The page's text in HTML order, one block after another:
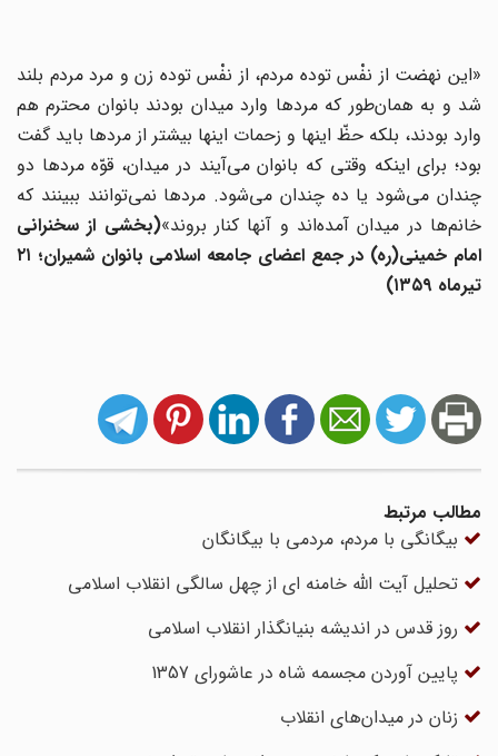
«این نهضت از نفْس توده مردم، از نفْس توده زن و مرد مردم بلند
شد و به همان‌طور که مردها وارد میدان بودند بانوان محترم هم
وارد بودند، بلکه حظّ اینها و زحمات اینها بیشتر از مردها باید گفت
بود؛ برای اینکه وقتی که بانوان می‌آیند در میدان، قوّه مردها دو
چندان می‌شود یا ده چندان می‌شود. مردها نمی‌توانند ببینند که
خانم‌ها در میدان آمده‌اند و آنها کنار بروند»(بخشی از سخنرانی
امام خمینی(ره) در جمع اعضای جامعه اسلامی بانوان شمیران؛ ۲۱
تیرماه ۱۳۵۹)
مطالب مرتبط
بیگانگی با مردم، مردمی با بیگانگان
تحلیل آیت الله خامنه ای از چهل سالگی انقلاب اسلامی
روز قدس در اندیشه بنیانگذار انقلاب اسلامی
پایین آوردن مجسمه شاه در عاشورای 1357
زنان در میدان‌های انقلاب